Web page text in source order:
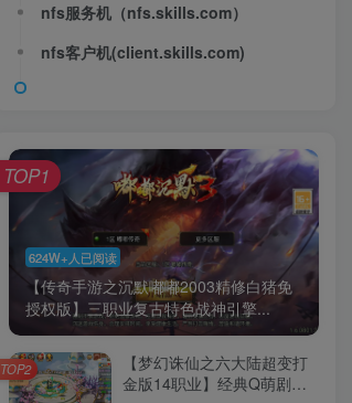
nfs服务机（nfs.skills.com）
nfs客户机(client.skills.com)
624W+人已阅读
【传奇手游之沉默嘟嘟2003精修白猪免
授权版】三职业复古特色战神引擎...
TOP1
【梦幻诛仙之六大陆超变打
金版14职业】经典Q萌剧情
TOP2